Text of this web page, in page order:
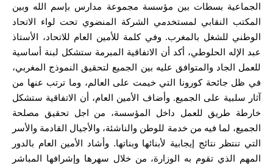
الجماعية بسطات بين مؤسسة مجموعة مدارس بإسم الله وبين
المكتب النقابي لمستخدمي الشركة المنضوي تحت لواء الاتحاد
الوطني للشغل بالمغرب. وفي كلمة للأمين العام للاتحاد، الأستاذ
عبد الإله الحلوطي، أكد أن الاتفاقية المبرمة ستشكل لبنة أساسية
للعمل الجاد والمتوافق عليه بين الجميع لتحقيق النموذج المغربي،
في ظل جائحة كورونا التي خيمت على العالم، وما ترتب عنها من
آثار سلبية على الجميع. وأضاف الأمين العام، أن الاتفاقية ستشكل
خارطة طريق للعمل داخل المؤسسة، من اجل تحقيق مصلحة
الجميع، لما فيه من خدمة للوطن والناشئة، والأجيال القادمة والأسر
التي تنتظر نتائج إيجابية لأبنائها وبناتها. وأشاد الأمين العام بالدور
المهم الذي تقوم به الوزارة، من خلال سهرها وإشرافها المباشر